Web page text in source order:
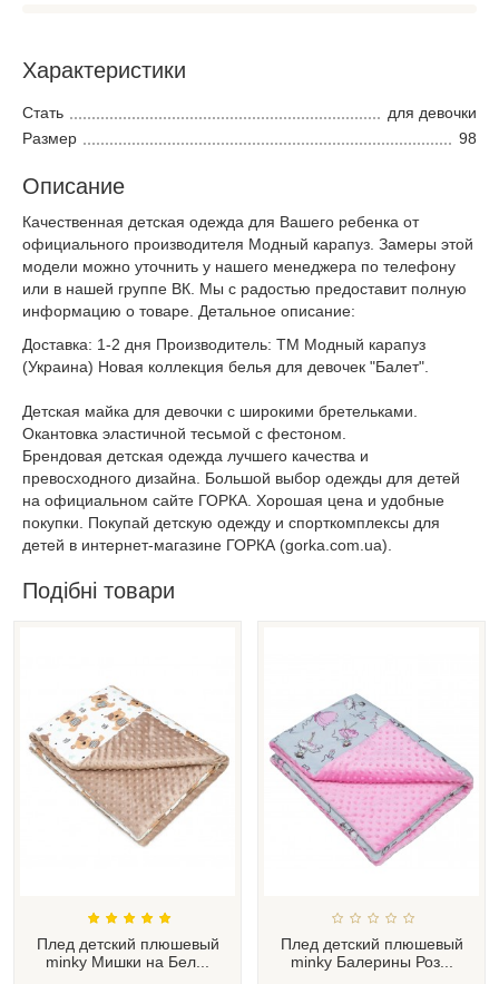
Характеристики
Стать
для девочки
Размер
98
Описание
Качественная детская одежда для Вашего ребенка от
официального производителя Модный карапуз. Замеры этой
модели можно уточнить у нашего менеджера по телефону
или в нашей группе ВК. Мы с радостью предоставит полную
информацию о товаре. Детальное описание:
Доставка: 1-2 дня Производитель: ТМ Модный карапуз
(Украина) Новая коллекция белья для девочек "Балет".
Детская майка для девочки с широкими бретельками.
Окантовка эластичной тесьмой с фестоном.
Брендовая детская одежда лучшего качества и
превосходного дизайна. Большой выбор одежды для детей
на официальном сайте ГОРКА. Хорошая цена и удобные
покупки. Покупай детскую одежду и спорткомплексы для
детей в интернет-магазине ГОРКА (gorka.com.ua).
Подібні товари
Плед детский плюшевый
minky Мишки на Бел...
Плед детский плюшевый
minky Балерины Роз...